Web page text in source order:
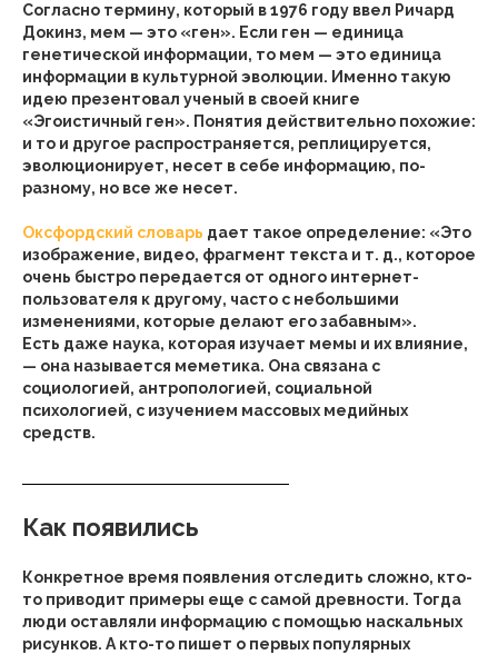
Согласно термину, который в 1976 году ввел Ричард
Докинз, мем — это «ген». Если ген — единица
генетической информации, то мем — это единица
информации в культурной эволюции. Именно такую
идею презентовал ученый в своей книге
«Эгоистичный ген». Понятия действительно похожие:
и то и другое распространяется, реплицируется,
эволюционирует, несет в себе информацию, по-
разному, но все же несет.
Оксфордский словарь дает такое определение: «Это
изображение, видео, фрагмент текста и т. д., которое
очень быстро передается от одного интернет-
пользователя к другому, часто с небольшими
изменениями, которые делают его забавным».
Есть даже наука, которая изучает мемы и их влияние,
— она называется меметика. Она связана с
социологией, антропологией, социальной
психологией, с изучением массовых медийных
средств.
Как появились
Конкретное время появления отследить сложно, кто-
то приводит примеры еще с самой древности. Тогда
люди оставляли информацию с помощью наскальных
рисунков. А кто-то пишет о первых популярных